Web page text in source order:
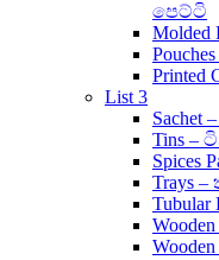
පෙට්ටි
Printed
List 3
Sachet
Tins –
Spices
Trays –